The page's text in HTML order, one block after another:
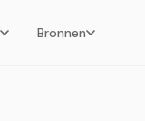
Bronnen